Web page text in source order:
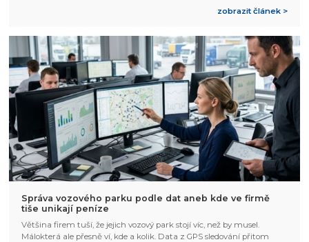
zobrazit článek >
Správa vozového parku podle dat aneb kde ve firmě
tiše unikají peníze
Většina firem tuší, že jejich vozový park stojí víc, než by musel.
Málokterá ale přesně ví, kde a kolik. Data z GPS sledování přitom